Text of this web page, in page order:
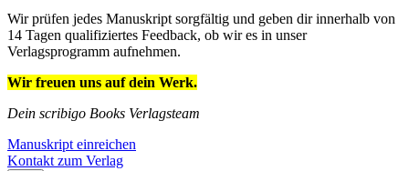
Wir prüfen jedes Manuskript sorgfältig und geben dir innerhalb von
14 Tagen qualifiziertes Feedback, ob wir es in unser
Verlagsprogramm aufnehmen.
Wir freuen uns auf dein Werk.
Dein scribigo Books Verlagsteam
Manuskript einreichen
Kontakt zum Verlag